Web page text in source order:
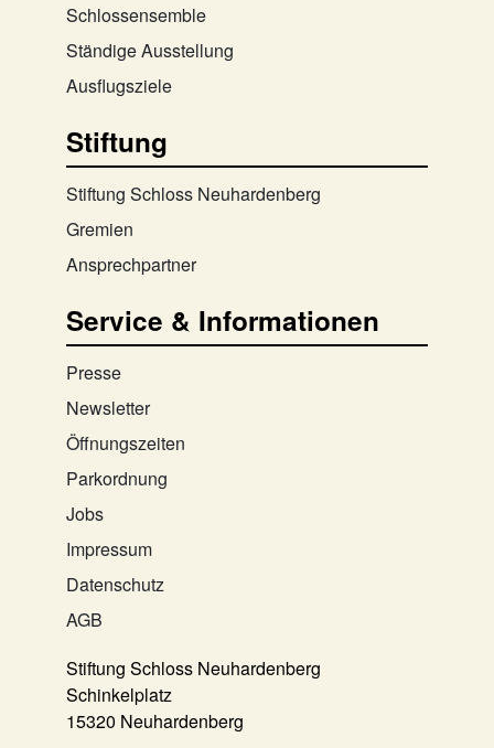
Schlossensemble
Ständige Ausstellung
Ausflugsziele
Stiftung
Stiftung Schloss Neuhardenberg
Gremien
Ansprechpartner
Service & Informationen
Presse
Newsletter
Öffnungszeiten
Parkordnung
Jobs
Impressum
Datenschutz
AGB
Stiftung Schloss Neuhardenberg
Schinkelplatz
15320 Neuhardenberg